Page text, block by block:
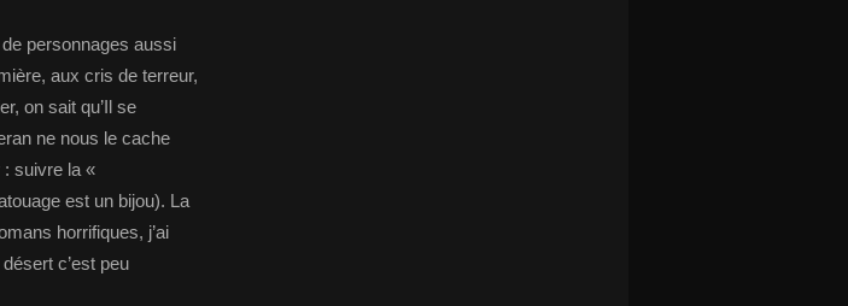
personnages aussi
aux cris de terreur,
on sait qu’Il se
ne nous le cache
suivre la «
est un bijou). La
horrifiques, j’ai
c’est peu